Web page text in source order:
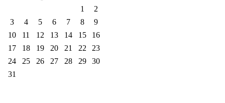
1
2
3
4 5 6 7 8
9
10
11 12 13 14 15
16
17
18 19 20 21 22
23
24
25 26 27 28 29
30
31